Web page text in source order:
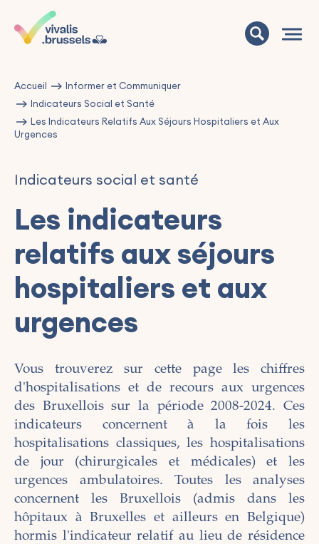
Accueil
Informer et Communiquer
Indicateurs Social et Santé
Les Indicateurs Relatifs Aux Séjours Hospitaliers et Aux
Urgences
Indicateurs social et santé
Les indicateurs
relatifs aux séjours
hospitaliers et aux
urgences
Vous trouverez sur cette page les chiffres
d'hospitalisations et de recours aux urgences
des Bruxellois sur la période 2008-2024. Ces
indicateurs concernent à la fois les
hospitalisations classiques, les hospitalisations
de jour (chirurgicales et médicales) et les
urgences ambulatoires. Toutes les analyses
concernent les Bruxellois (admis dans les
hôpitaux à Bruxelles et ailleurs en Belgique)
hormis l'indicateur relatif au lieu de résidence